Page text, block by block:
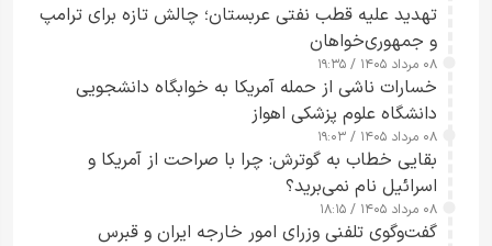
تهدید علیه قطب نفتی عربستان؛ چالش تازه برای ترامپ
و جمهوری‌خواهان
۰۸ مرداد ۱۴۰۵ / ۱۹:۳۵
خسارات ناشی از حمله آمریکا به خوابگاه دانشجویی
دانشگاه علوم پزشکی اهواز
۰۸ مرداد ۱۴۰۵ / ۱۹:۰۳
بقایی خطاب به گوترش: چرا با صراحت از آمریکا و
اسرائیل نام نمی‌برید؟
۰۸ مرداد ۱۴۰۵ / ۱۸:۱۵
گفت‌وگوی تلفنی وزرای امور خارجه ایران و قبرس